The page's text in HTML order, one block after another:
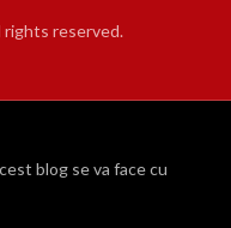
rights reserved.
blog se va face cu